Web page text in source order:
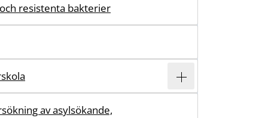
resistenta bakterier
av asylsökande,